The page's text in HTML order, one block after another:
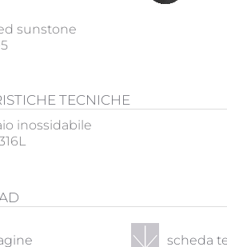
sunstone
TECNICHE
inossidabile
scheda